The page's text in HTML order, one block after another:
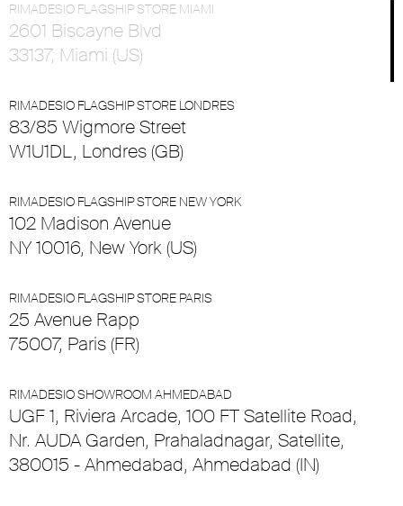
RIMADESIO FLAGSHIP STORE MIAMI
2601 Biscayne Blvd
33137, Miami (US)
RIMADESIO FLAGSHIP STORE LONDRES
83/85 Wigmore Street
W1U1DL, Londres (GB)
RIMADESIO FLAGSHIP STORE NEW YORK
102 Madison Avenue
NY 10016, New York (US)
RIMADESIO FLAGSHIP STORE PARIS
25 Avenue Rapp
75007, Paris (FR)
RIMADESIO SHOWROOM AHMEDABAD
UGF 1, Riviera Arcade, 100 FT Satellite Road,
Nr. AUDA Garden, Prahaladnagar, Satellite,
380015 - Ahmedabad, Ahmedabad (IN)